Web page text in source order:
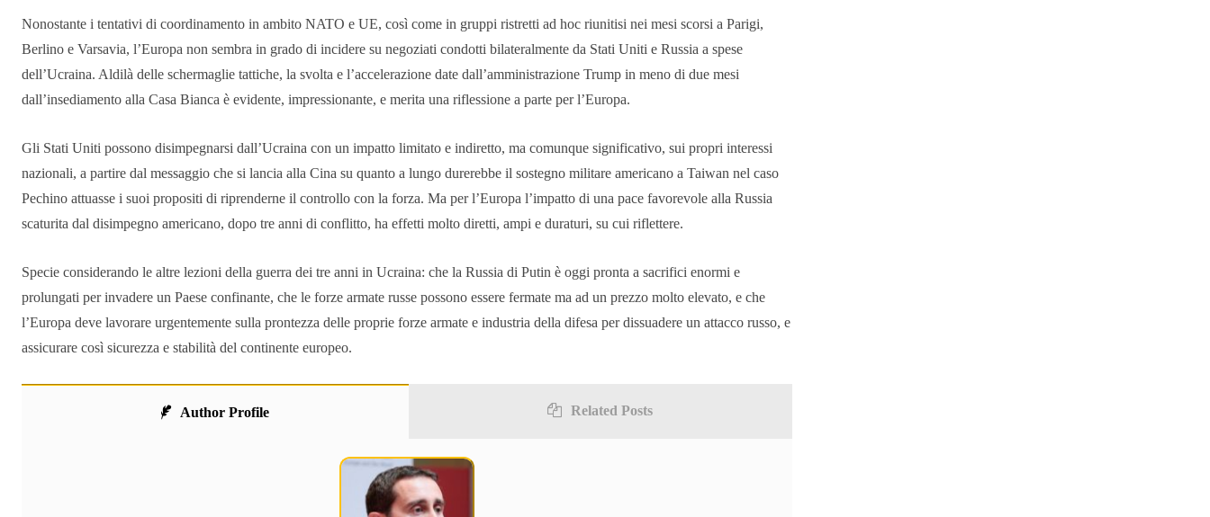
Nonostante i tentativi di coordinamento in ambito NATO e UE, così come in gruppi ristretti ad hoc riunitisi nei mesi scorsi a Parigi,
Berlino e Varsavia, l’Europa non sembra in grado di incidere su negoziati condotti bilateralmente da Stati Uniti e Russia a spese
dell’Ucraina. Aldilà delle schermaglie tattiche, la svolta e l’accelerazione date dall’amministrazione Trump in meno di due mesi
dall’insediamento alla Casa Bianca è evidente, impressionante, e merita una riflessione a parte per l’Europa.
Gli Stati Uniti possono disimpegnarsi dall’Ucraina con un impatto limitato e indiretto, ma comunque significativo, sui propri interessi
nazionali, a partire dal messaggio che si lancia alla Cina su quanto a lungo durerebbe il sostegno militare americano a Taiwan nel caso
Pechino attuasse i suoi propositi di riprenderne il controllo con la forza. Ma per l’Europa l’impatto di una pace favorevole alla Russia
scaturita dal disimpegno americano, dopo tre anni di conflitto, ha effetti molto diretti, ampi e duraturi, su cui riflettere.
Specie considerando le altre lezioni della guerra dei tre anni in Ucraina: che la Russia di Putin è oggi pronta a sacrifici enormi e
prolungati per invadere un Paese confinante, che le forze armate russe possono essere fermate ma ad un prezzo molto elevato, e che
l’Europa deve lavorare urgentemente sulla prontezza delle proprie forze armate e industria della difesa per dissuadere un attacco russo, e
assicurare così sicurezza e stabilità del continente europeo.
Author Profile Related Posts